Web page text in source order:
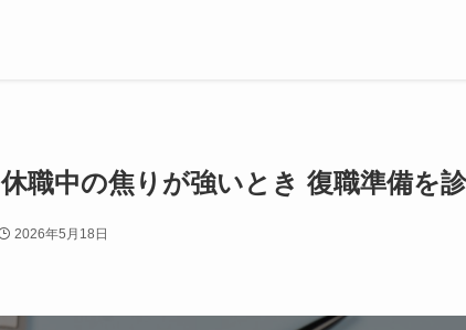
休職中の焦りが強いとき 復職準備を
2026年5月18日